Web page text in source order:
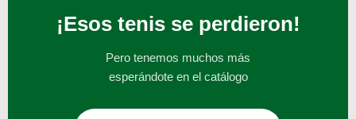
¡Esos tenis se perdieron!
Pero tenemos muchos más
esperándote en el catálogo